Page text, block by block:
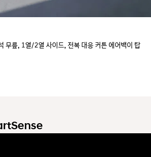
무릎, 1열/2열 사이드, 전복 대응 커튼 에어백이 탑